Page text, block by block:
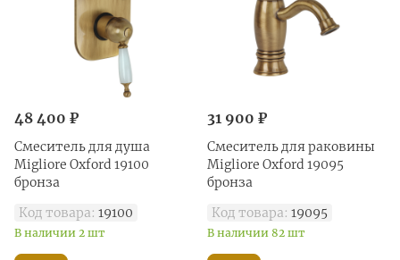
48 400 ₽
Смеситель для душа
Migliore Oxford 19100
бронза
Код товара: 19100
В наличии 2 шт
31 900 ₽
Смеситель для раковины
Migliore Oxford 19095
бронза
Код товара: 19095
В наличии 82 шт